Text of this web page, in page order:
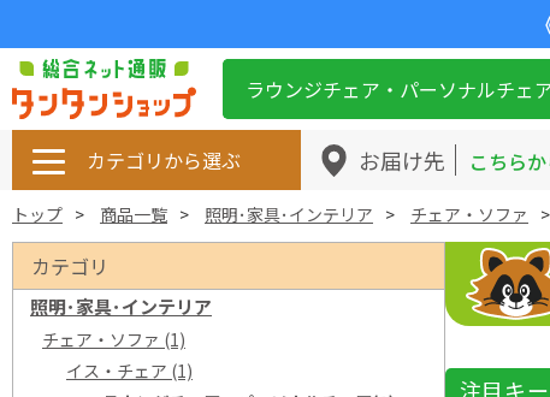
ラウンジチェア・パーソナルチェ
カテゴリから選ぶ お届け先 こちら
トップ 商品一覧 照明･家具･インテリア チェア・ソファ
カテゴリ
照明･家具･インテリア
チェア・ソファ (1)
イス・チェア (1)
注目キ